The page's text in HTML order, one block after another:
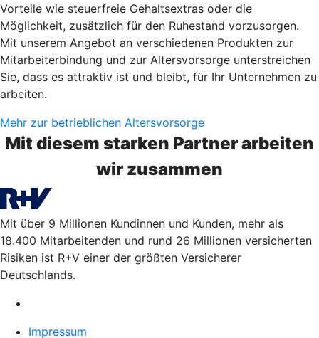
Vorteile wie steuerfreie Gehaltsextras oder die
Möglichkeit, zusätzlich für den Ruhestand vorzusorgen.
Mit unserem Angebot an verschiedenen Produkten zur
Mitarbeiterbindung und zur Altersvorsorge unterstreichen
Sie, dass es attraktiv ist und bleibt, für Ihr Unternehmen zu
arbeiten.
Mehr zur betrieblichen Altersvorsorge
Mit diesem starken Partner arbeiten
wir zusammen
Mit über 9 Millionen Kundinnen und Kunden, mehr als
18.400 Mitarbeitenden und rund 26 Millionen versicherten
Risiken ist R+V einer der größten Versicherer
Deutschlands.
Impressum